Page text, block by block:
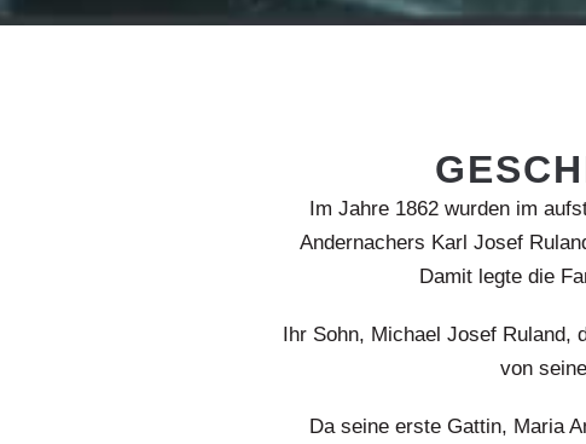
Im Jahre 1862 wurden im
Andernachers Karl Josef
Damit legte die
Ihr Sohn, Michael Josef Ruland,
von
Da seine erste Gattin, Maria